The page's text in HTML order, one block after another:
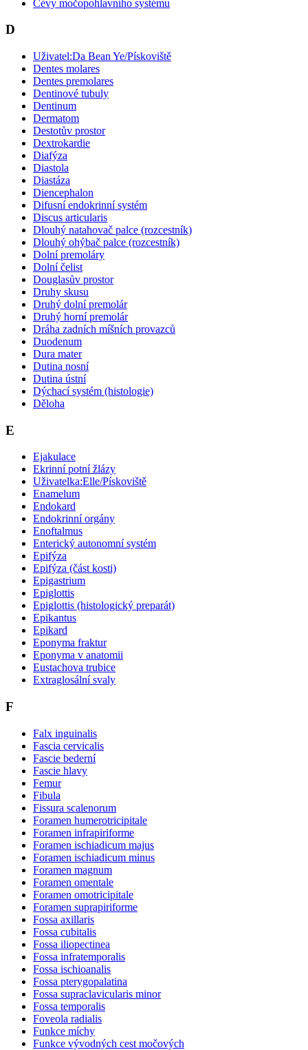
Cévy močopohlavního systému
D
Uživatel:Da Bean Ye/Pískoviště
Dentes molares
Dentes premolares
Dentinové tubuly
Dentinum
Dermatom
Destotův prostor
Dextrokardie
Diafýza
Diastola
Diastáza
Diencephalon
Difusní endokrinní systém
Discus articularis
Dlouhý natahovač palce (rozcestník)
Dlouhý ohýbač palce (rozcestník)
Dolní premoláry
Dolní čelist
Douglasův prostor
Druhy skusu
Druhý dolní premolár
Druhý horní premolár
Dráha zadních míšních provazců
Duodenum
Dura mater
Dutina nosní
Dutina ústní
Dýchací systém (histologie)
Děloha
E
Ejakulace
Ekrinní potní žlázy
Uživatelka:Elle/Pískoviště
Enamelum
Endokard
Endokrinní orgány
Enoftalmus
Enterický autonomní systém
Epifýza
Epifýza (část kosti)
Epigastrium
Epiglottis
Epiglottis (histologický preparát)
Epikantus
Epikard
Eponyma fraktur
Eponyma v anatomii
Eustachova trubice
Extraglosální svaly
F
Falx inguinalis
Fascia cervicalis
Fascie bederní
Fascie hlavy
Femur
Fibula
Fissura scalenorum
Foramen humerotricipitale
Foramen infrapiriforme
Foramen ischiadicum majus
Foramen ischiadicum minus
Foramen magnum
Foramen omentale
Foramen omotricipitale
Foramen suprapiriforme
Fossa axillaris
Fossa cubitalis
Fossa iliopectinea
Fossa infratemporalis
Fossa ischioanalis
Fossa pterygopalatina
Fossa supraclavicularis minor
Fossa temporalis
Foveola radialis
Funkce míchy
Funkce vývodných cest močových